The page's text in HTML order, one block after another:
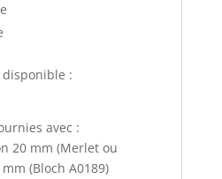
:
avec :
20 mm (Merlet ou
(Bloch A0189)